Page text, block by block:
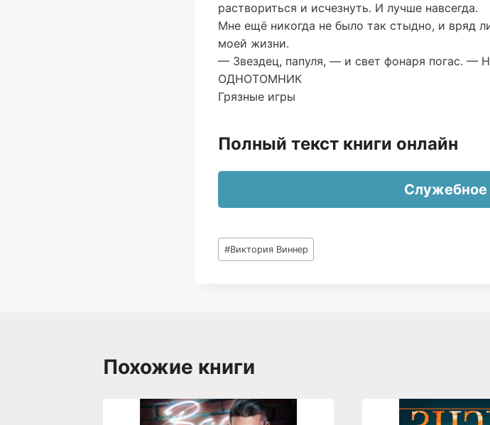
раствориться и исчезнуть. И лучше навсегда.
Мне ещё никогда не было так стыдно, и вряд
моей жизни.
— Звездец, папуля, — и свет фонаря погас. —
ОДНОТОМНИК
Грязные игры
Полный текст книги онлайн
Служебное
Метки
записи:
#Виктория Виннер
Похожие книги